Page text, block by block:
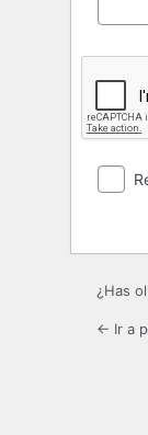
¿Has
← Ir a